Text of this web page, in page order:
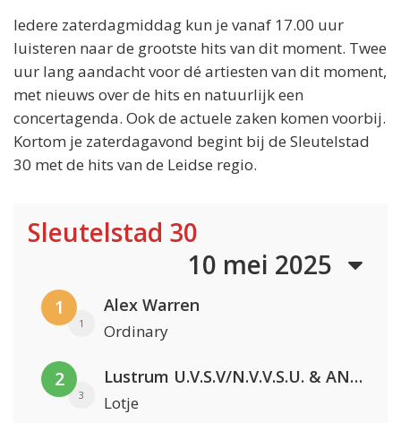
Iedere zaterdagmiddag kun je vanaf 17.00 uur
luisteren naar de grootste hits van dit moment. Twee
uur lang aandacht voor dé artiesten van dit moment,
met nieuws over de hits en natuurlijk een
concertagenda. Ook de actuele zaken komen voorbij.
Kortom je zaterdagavond begint bij de Sleutelstad
30 met de hits van de Leidse regio.
Sleutelstad 30
10 mei 2025
1
1
Alex Warren
Ordinary
2
3
Lustrum U.V.S.V/N.V.V.S.U. & ANNO ONS & Jopke van Dobbenburgh & Roeland Beelen
Lotje